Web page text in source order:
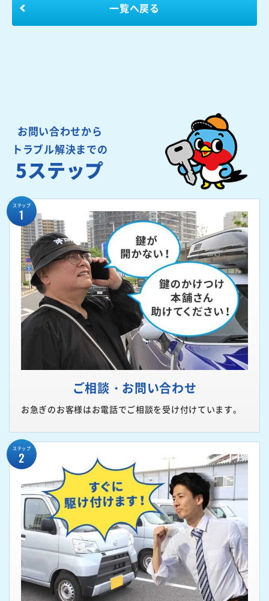
一覧へ戻る
お問い合わせから
トラブル解決までの
5ステップ
ステップ
1
ご相談・お問い合わせ
お急ぎのお客様はお電話でご相談を受け付けています。
ステップ
2